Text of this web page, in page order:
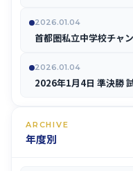
2026.01.04
首都圏私立中学校チ
2026.01.04
2026年1月4日 準決勝
ARCHIVE
年度別